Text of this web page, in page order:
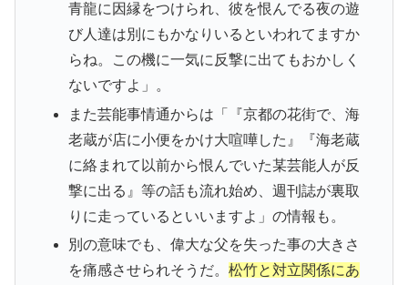
青龍に因縁をつけられ、彼を恨んでる夜の遊
び人達は別にもかなりいるといわれてますか
らね。この機に一気に反撃に出てもおかしく
ないですよ」。
また芸能事情通からは「『京都の花街で、海
老蔵が店に小便をかけ大喧嘩した』『海老蔵
に絡まれて以前から恨んでいた某芸能人が反
撃に出る』等の話も流れ始め、週刊誌が裏取
りに走っているといいますよ」の情報も。
別の意味でも、偉大な父を失った事の大きさ
を痛感させられそうだ。 松竹と対立関係にあ